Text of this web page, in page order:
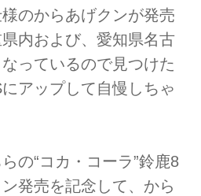
のからあげクンが発売
内および、愛知県名古
っているので見つけた
アップして自慢しちゃ
の“コカ・コーラ”鈴鹿8
発売を記念して、から